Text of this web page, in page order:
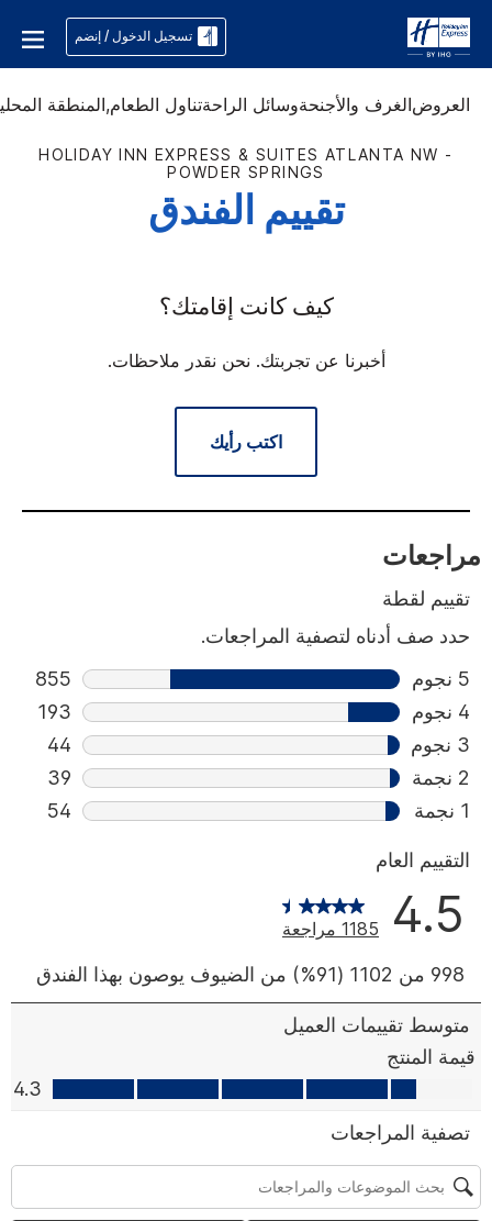
تسجيل الدخول / إنضم
العروضالغرف والأجنحةوسائل الراحةتناول الطعام,المنطقة
HOLIDAY INN EXPRESS & SUITES ATLANTA NW -
POWDER SPRINGS
تقييم الفندق
كيف كانت إقامتك؟
أخبرنا عن تجربتك. نحن نقدر ملاحظات.
اكتب رأيك